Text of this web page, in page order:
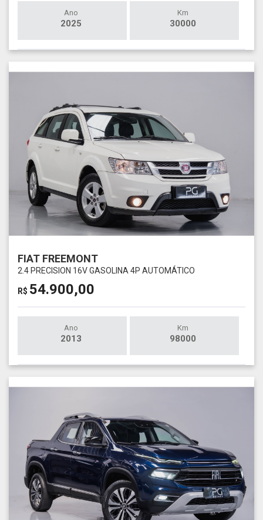
Ano
2025
Km
30000
FIAT FREEMONT
2.4 PRECISION 16V GASOLINA 4P AUTOMÁTICO
R$ 54.900,00
Ano
2013
Km
98000